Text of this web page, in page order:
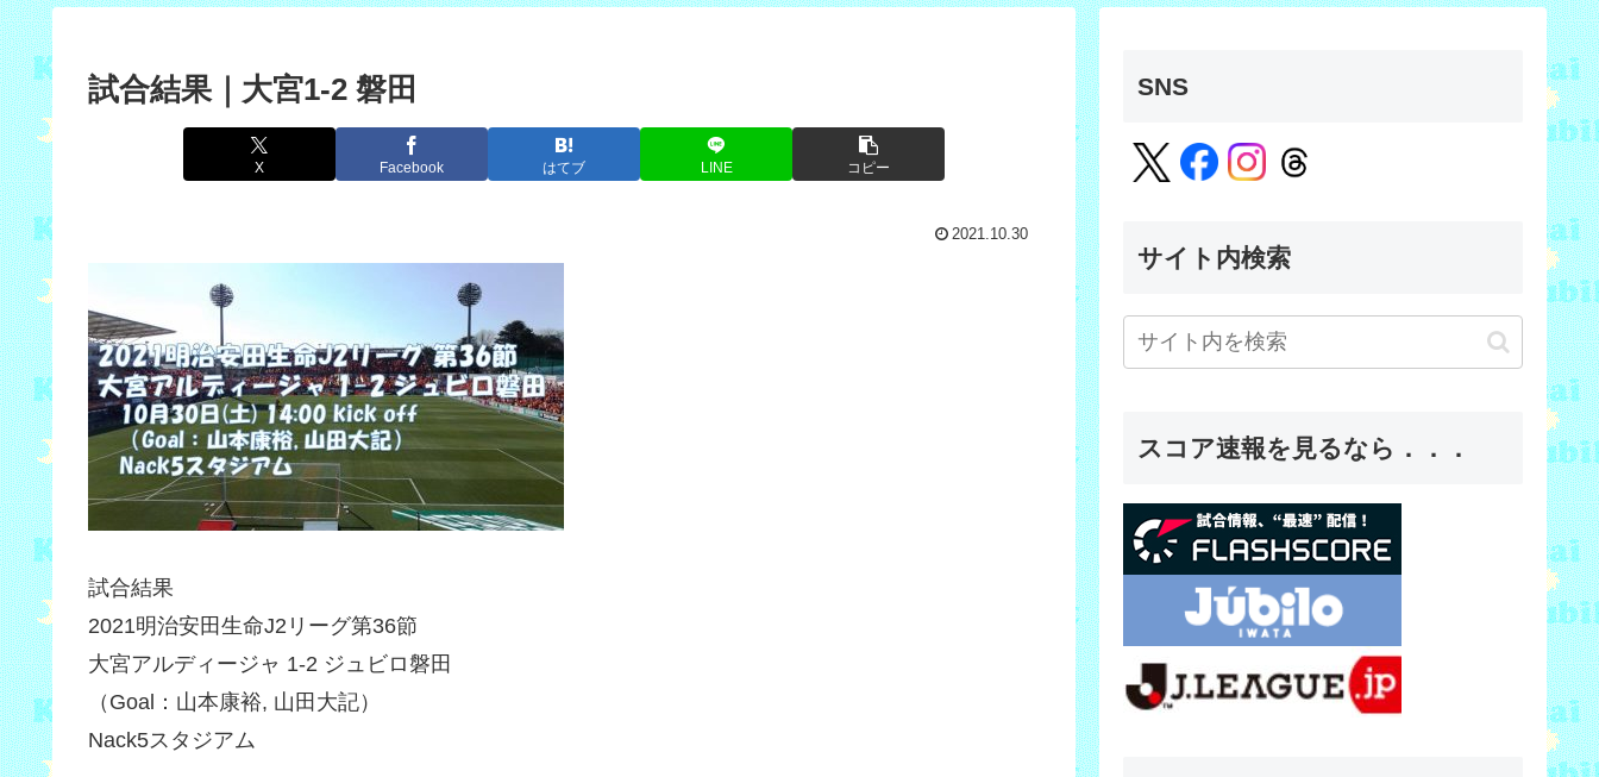
試合結果｜大宮1-2 磐田
X Facebook はてブ LINE コピー
2021.10.30
試合結果
2021明治安田生命J2リーグ第36節
大宮アルディージャ 1-2 ジュビロ磐田
（Goal：山本康裕, 山田大記）
Nack5スタジアム
SNS
サイト内検索
スコア速報を見るなら．．．